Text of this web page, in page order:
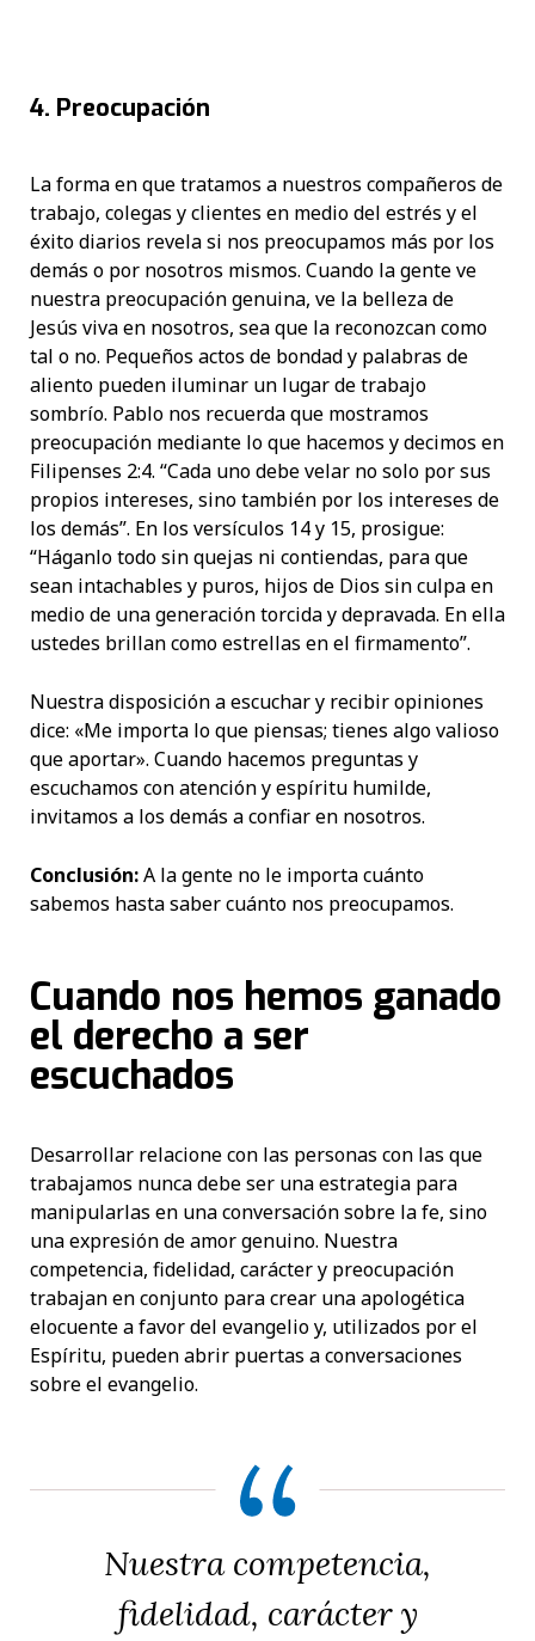
4. Preocupación
La forma en que tratamos a nuestros compañeros de
trabajo, colegas y clientes en medio del estrés y el
éxito diarios revela si nos preocupamos más por los
demás o por nosotros mismos. Cuando la gente ve
nuestra preocupación genuina, ve la belleza de
Jesús viva en nosotros, sea que la reconozcan como
tal o no. Pequeños actos de bondad y palabras de
aliento pueden iluminar un lugar de trabajo
sombrío. Pablo nos recuerda que mostramos
preocupación mediante lo que hacemos y decimos en
Filipenses 2:4. “Cada uno debe velar no solo por sus
propios intereses, sino también por los intereses de
los demás”. En los versículos 14 y 15, prosigue:
“Háganlo todo sin quejas ni contiendas, para que
sean intachables y puros, hijos de Dios sin culpa en
medio de una generación torcida y depravada. En ella
ustedes brillan como estrellas en el firmamento”.
Nuestra disposición a escuchar y recibir opiniones
dice: «Me importa lo que piensas; tienes algo valioso
que aportar». Cuando hacemos preguntas y
escuchamos con atención y espíritu humilde,
invitamos a los demás a confiar en nosotros.
Conclusión:A la gente no le importa cuánto
sabemos hasta saber cuánto nos preocupamos.
Cuando nos hemos ganado
el derecho a ser
escuchados
Desarrollar relacione con las personas con las que
trabajamos nunca debe ser una estrategia para
manipularlas en una conversación sobre la fe, sino
una expresión de amor genuino. Nuestra
competencia, fidelidad, carácter y preocupación
trabajan en conjunto para crear una apologética
elocuente a favor del evangelio y, utilizados por el
Espíritu, pueden abrir puertas a conversaciones
sobre el evangelio.
Nuestra competencia,
fidelidad, carácter y